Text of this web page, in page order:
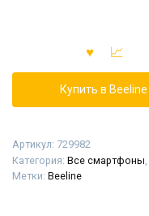
Купить в Beeline
Артикул: 729982
Категория: Все смартфоны
Метки: Beeline